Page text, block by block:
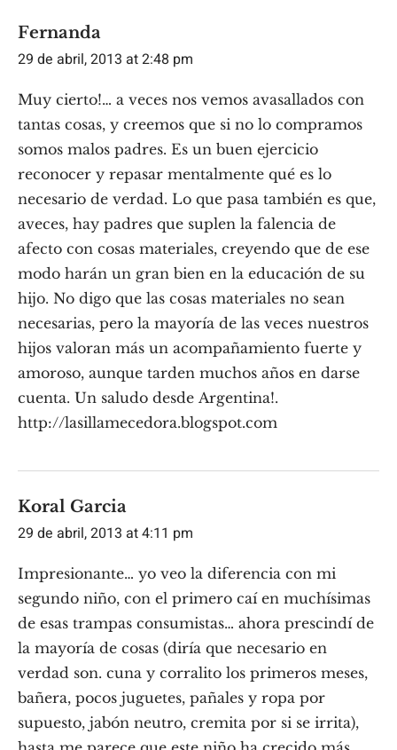
Fernanda
29 de abril, 2013 at 2:48 pm
Muy cierto!… a veces nos vemos avasallados con
tantas cosas, y creemos que si no lo compramos
somos malos padres. Es un buen ejercicio
reconocer y repasar mentalmente qué es lo
necesario de verdad. Lo que pasa también es que,
aveces, hay padres que suplen la falencia de
afecto con cosas materiales, creyendo que de ese
modo harán un gran bien en la educación de su
hijo. No digo que las cosas materiales no sean
necesarias, pero la mayoría de las veces nuestros
hijos valoran más un acompañamiento fuerte y
amoroso, aunque tarden muchos años en darse
cuenta. Un saludo desde Argentina!.
http://lasillamecedora.blogspot.com
Koral Garcia
29 de abril, 2013 at 4:11 pm
Impresionante… yo veo la diferencia con mi
segundo niño, con el primero caí en muchísimas
de esas trampas consumistas… ahora prescindí de
la mayoría de cosas (diría que necesario en
verdad son. cuna y corralito los primeros meses,
bañera, pocos juguetes, pañales y ropa por
supuesto, jabón neutro, cremita por si se irrita),